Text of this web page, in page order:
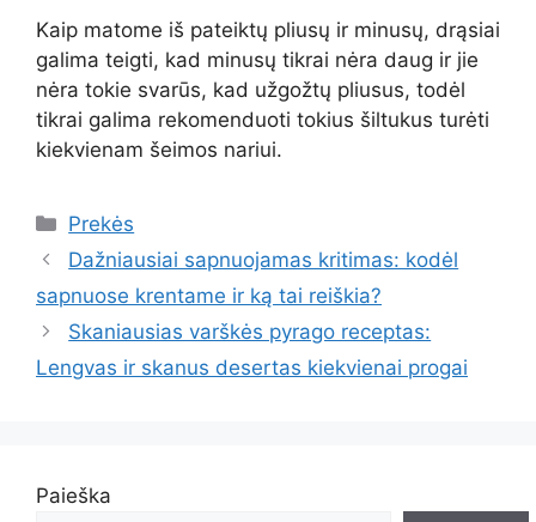
Kaip matome iš pateiktų pliusų ir minusų, drąsiai
galima teigti, kad minusų tikrai nėra daug ir jie
nėra tokie svarūs, kad užgožtų pliusus, todėl
tikrai galima rekomenduoti tokius šiltukus turėti
kiekvienam šeimos nariui.
Kategorijos
Prekės
Dažniausiai sapnuojamas kritimas: kodėl
sapnuose krentame ir ką tai reiškia?
Skaniausias varškės pyrago receptas:
Lengvas ir skanus desertas kiekvienai progai
Paieška